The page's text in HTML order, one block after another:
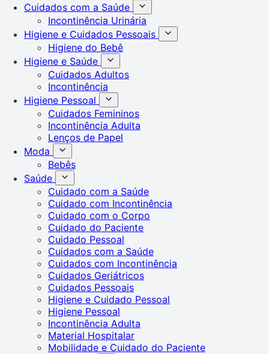
Cuidados com a Saúde
Incontinência Urinária
Higiene e Cuidados Pessoais
Higiene do Bebê
Higiene e Saúde
Cuidados Adultos
Incontinência
Higiene Pessoal
Cuidados Femininos
Incontinência Adulta
Lenços de Papel
Moda
Bebês
Saúde
Cuidado com a Saúde
Cuidado com Incontinência
Cuidado com o Corpo
Cuidado do Paciente
Cuidado Pessoal
Cuidados com a Saúde
Cuidados com Incontinência
Cuidados Geriátricos
Cuidados Pessoais
Higiene e Cuidado Pessoal
Higiene Pessoal
Incontinência Adulta
Material Hospitalar
Mobilidade e Cuidado do Paciente